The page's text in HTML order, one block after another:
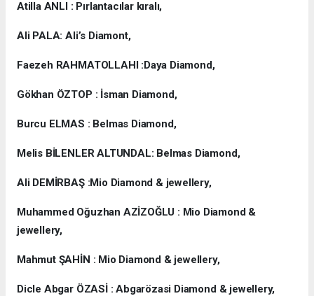
Atilla ANLI : Pırlantacılar kıralı,
Ali PALA: Ali’s Diamont,
Faezeh RAHMATOLLAHI :Daya Diamond,
Gökhan ÖZTOP : İsman Diamond,
Burcu ELMAS : Belmas Diamond,
Melis BİLENLER ALTUNDAL: Belmas Diamond,
Ali DEMİRBAŞ :Mio Diamond & jewellery,
Muhammed Oğuzhan AZİZOĞLU : Mio Diamond &
jewellery,
Mahmut ŞAHİN : Mio Diamond & jewellery,
Dicle Abgar ÖZASİ : Abgarözasi Diamond & jewellery,